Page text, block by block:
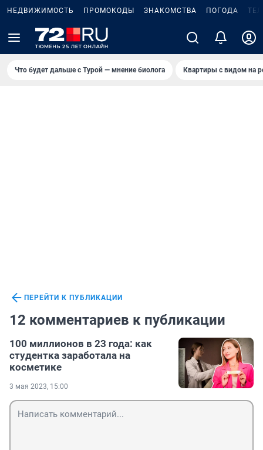
НЕДВИЖИМОСТЬ ПРОМОКОДЫ ЗНАКОМСТВА ПОГОДА
Что будет дальше с Турой — мнение биолога Квартиры с видом на
ПЕРЕЙТИ К ПУБЛИКАЦИИ
12 комментариев к публикации
100 миллионов в 23 года: как
студентка заработала на
косметике
3 мая 2023, 15:00